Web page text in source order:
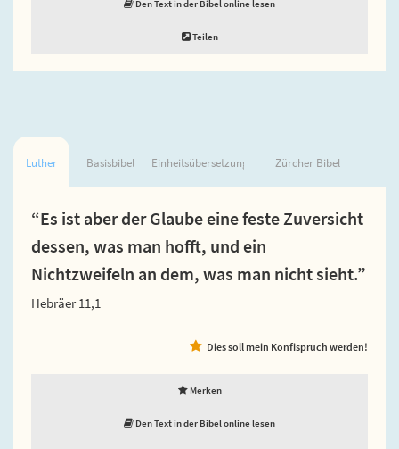
Den Text in der Bibel online lesen
Teilen
Luther Basisbibel Einheitsübersetzung Zürcher Bibel
“Es ist aber der Glaube eine feste Zuversicht
dessen, was man hofft, und ein
Nichtzweifeln an dem, was man nicht sieht.”
Hebräer 11,1
Dies soll mein Konfispruch werden!
Merken
Den Text in der Bibel online lesen